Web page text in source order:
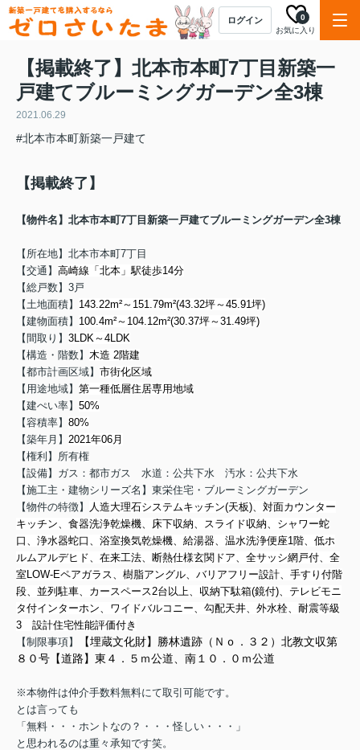
ログイン
お気に入り
0
【掲載終了】北本市本町7丁目新築一
戸建てブルーミングガーデン全3棟
2021.06.29
#北本市本町新築一戸建て
【掲載終了】
【物件名】 北本市本町7丁目新築一戸建てブルーミングガーデン全3棟
【所在地】北本市本町7丁目
【交通】 高崎線「北本」駅徒歩14分
【総戸数】3戸
【土地面積】 143.22m²～151.79m²(43.32坪～45.91坪)
【建物面積】 100.4m²～104.12m²(30.37坪～31.49坪)
【間取り】 3LDK～4LDK
【構造・階数】 木造 2階建
【都市計画区域】 市街化区域
【用途地域】 第一種低層住居専用地域
【建ぺい率】 50%
【容積率】 80%
【築年月】 2021年06月
【権利】所有権
【設備】ガス：都市ガス 水道：公共下水 汚水：公共下水
【施工主・建物シリーズ名】東栄住宅・ブルーミングガーデン
【物件の特徴】
人造大理石システムキッチン(天板)、対面カウンター
キッチン、食器洗浄乾燥機、床下収納、スライド収納、シャワー蛇
口、浄水器蛇口、浴室換気乾燥機、給湯器、温水洗浄便座1階、低ホ
ルムアルデヒド、在来工法、断熱仕様玄関ドア、全サッシ網戸付、全
室LOW-Eペアガラス、樹脂アングル、バリアフリー設計、手すり付階
段、並列駐車、カースペース2台以上、収納下駄箱(鏡付)、テレビモニ
タ付インターホン、ワイドバルコニー、勾配天井、外水栓、耐震等級
3 設計住宅性能評価付き
【制限事項】
【埋蔵文化財】勝林遺跡（Ｎｏ．３２）北教文収第
８０号【道路】東４．５ｍ公道、南１０．０ｍ公道
※本物件は仲介手数料無料にて取引可能です。
とは言っても
「無料・・・ホントなの？・・・怪しい・・・」
と思われるのは重々承知です笑。